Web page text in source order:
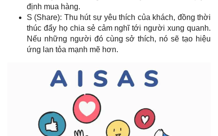
định mua hàng.
S (Share): Thu hút sự yêu thích của khách, đồng thời
thúc đẩy họ chia sẻ cảm nghĩ tới người xung quanh.
Nếu những người đó cùng sở thích, nó sẽ tạo hiệu
ứng lan tỏa mạnh mẽ hơn.